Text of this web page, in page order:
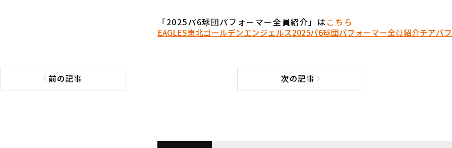
「2025パ6球団パフォーマー全員紹介」は こちら
EAGLES東北ゴールデンエンジェルス2025パ6球団パフォーマー全員紹介チアパ
前の記事
前の記事へ 次の記事次の記事へ